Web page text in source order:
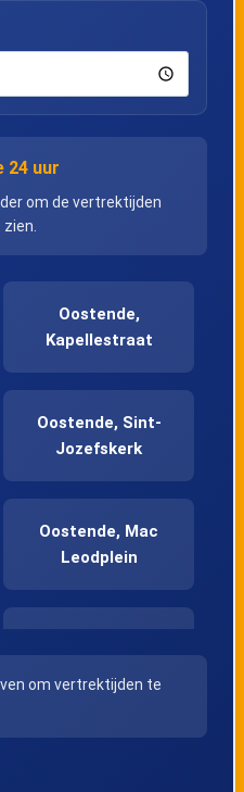
24 uur
om de vertrektijden
Oostende,
Kapellestraat
Oostende, Sint-
Jozefskerk
Oostende, Mac
Leodplein
om vertrektijden te